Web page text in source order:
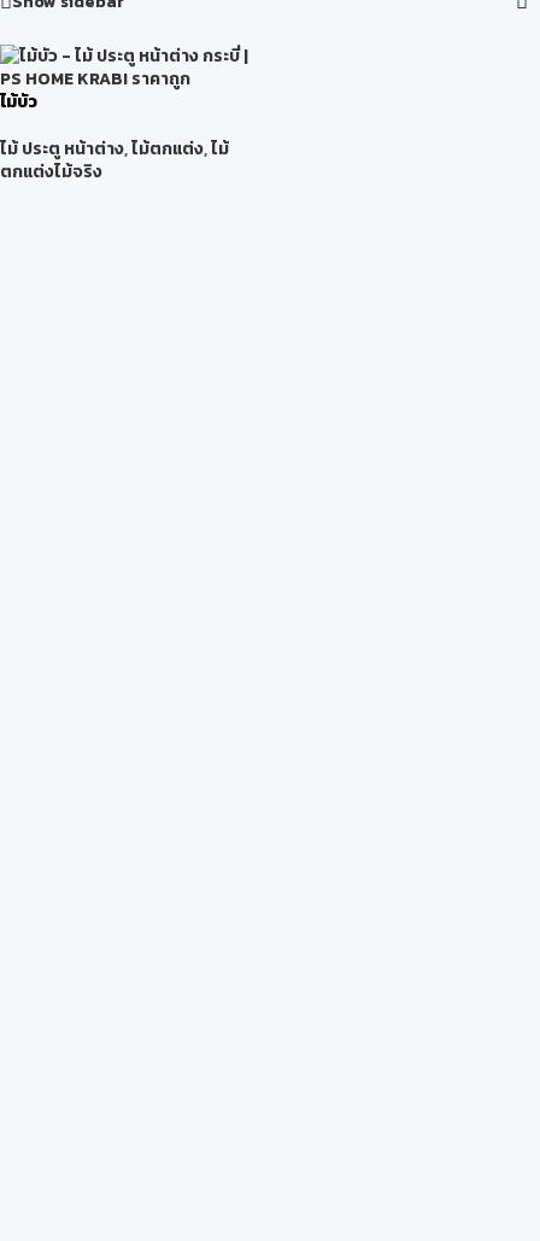
ไม้บัว
ไม้ ประตู หน้าต่าง,ไม้ตกแต่ง,ไม้
ตกแต่งไม้จริง